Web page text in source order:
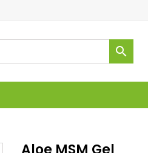

produkter på din ønskeliste.